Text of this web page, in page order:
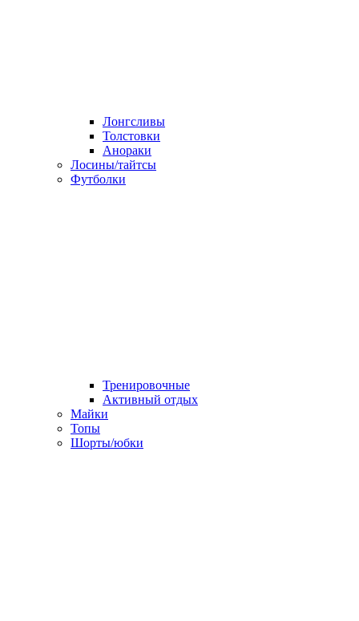
Лонгсливы
Толстовки
Анораки
Лосины/тайтсы
Футболки
Тренировочные
Активный отдых
Майки
Топы
Шорты/юбки